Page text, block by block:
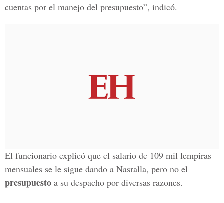
cuentas por el manejo del presupuesto”, indicó.
El funcionario explicó que el salario de 109 mil lempiras
mensuales se le sigue dando a Nasralla, pero no el
presupuesto a su despacho por diversas razones.